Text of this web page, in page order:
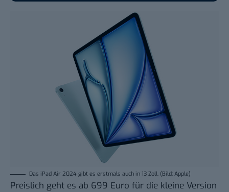
Das iPad Air 2024 gibt es erstmals auch in 13 Zoll. (Bild: Apple)
Preislich geht es ab 699 Euro für die kleine Version